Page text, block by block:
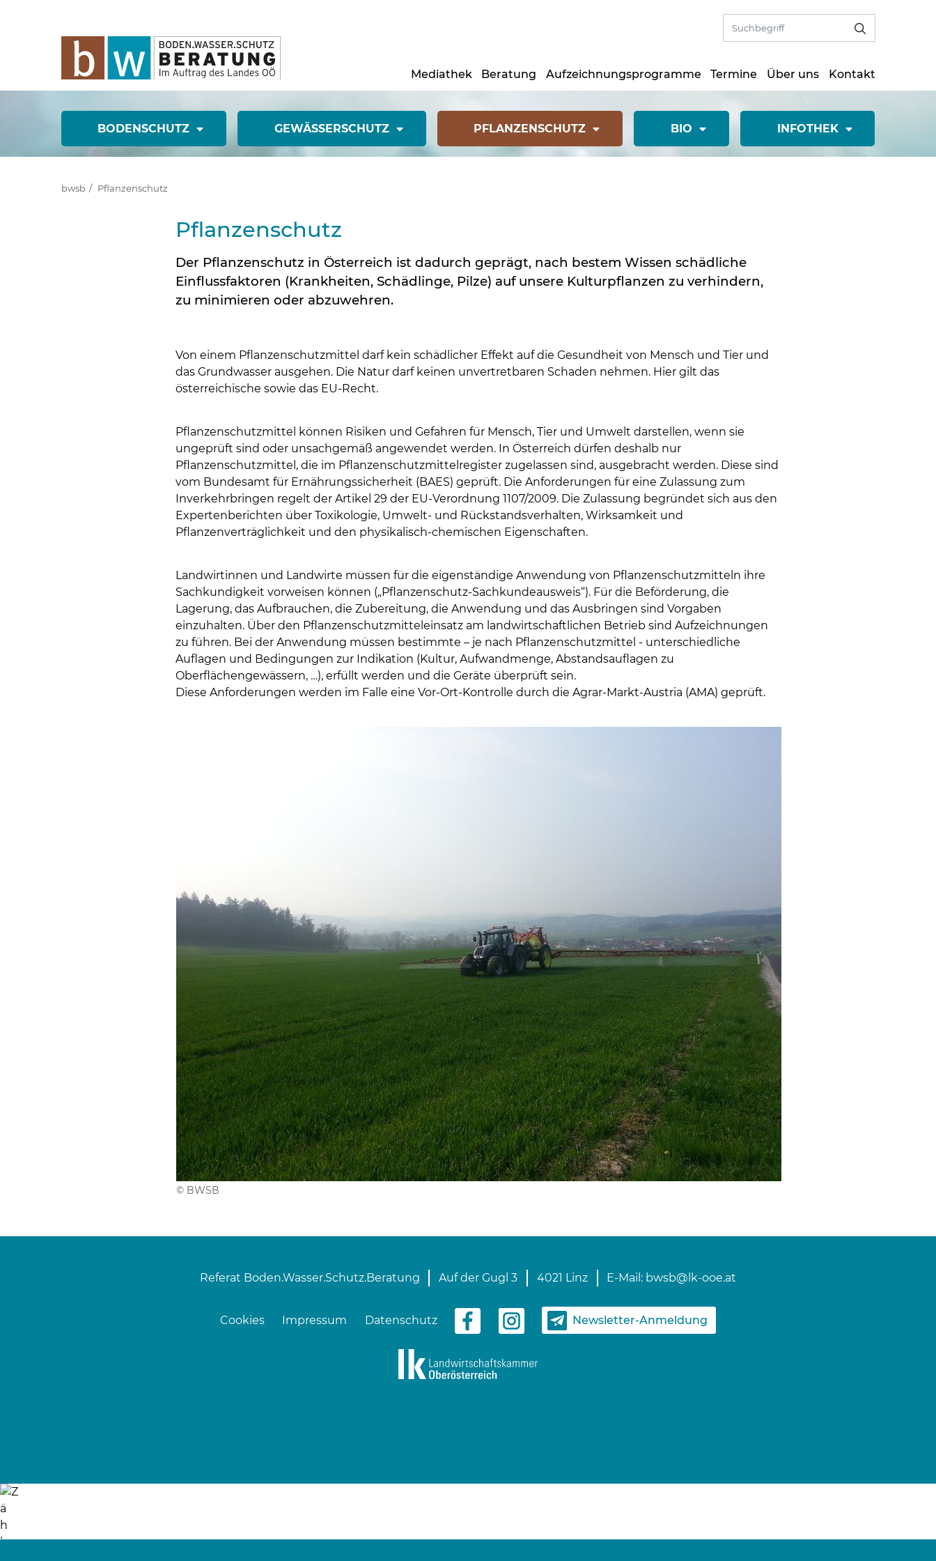
Skip to main content
Mediathek Beratung Aufzeichnungsprogramme Termine Über uns Kontakt
BODENSCHUTZ GEWÄSSERSCHUTZ PFLANZENSCHUTZ
(CURRENT)1 BIO INFOTHEK
bwsb Pflanzenschutz
Pflanzenschutz
Der Pflanzenschutz in Österreich ist dadurch geprägt, nach bestem Wissen schädliche
Einflussfaktoren (Krankheiten, Schädlinge, Pilze) auf unsere Kulturpflanzen zu verhindern,
zu minimieren oder abzuwehren.
Von einem Pflanzenschutzmittel darf kein schädlicher Effekt auf die Gesundheit von Mensch und Tier und
das Grundwasser ausgehen. Die Natur darf keinen unvertretbaren Schaden nehmen. Hier gilt das
österreichische sowie das EU-Recht.
Pflanzenschutzmittel können Risiken und Gefahren für Mensch, Tier und Umwelt darstellen, wenn sie
ungeprüft sind oder unsachgemäß angewendet werden. In Österreich dürfen deshalb nur
Pflanzenschutzmittel, die im Pflanzenschutzmittelregister zugelassen sind, ausgebracht werden. Diese sind
vom Bundesamt für Ernährungssicherheit (BAES) geprüft. Die Anforderungen für eine Zulassung zum
Inverkehrbringen regelt der Artikel 29 der EU-Verordnung 1107/2009. Die Zulassung begründet sich aus den
Expertenberichten über Toxikologie, Umwelt- und Rückstandsverhalten, Wirksamkeit und
Pflanzenverträglichkeit und den physikalisch-chemischen Eigenschaften.
Landwirtinnen und Landwirte müssen für die eigenständige Anwendung von Pflanzenschutzmitteln ihre
Sachkundigkeit vorweisen können („Pflanzenschutz-Sachkundeausweis“). Für die Beförderung, die
Lagerung, das Aufbrauchen, die Zubereitung, die Anwendung und das Ausbringen sind Vorgaben
einzuhalten. Über den Pflanzenschutzmitteleinsatz am landwirtschaftlichen Betrieb sind Aufzeichnungen
zu führen. Bei der Anwendung müssen bestimmte – je nach Pflanzenschutzmittel - unterschiedliche
Auflagen und Bedingungen zur Indikation (Kultur, Aufwandmenge, Abstandsauflagen zu
Oberflächengewässern, …), erfüllt werden und die Geräte überprüft sein.
Diese Anforderungen werden im Falle eine Vor-Ort-Kontrolle durch die Agrar-Markt-Austria (AMA) geprüft.
© BWSB
Referat Boden.Wasser.Schutz.Beratung Auf der Gugl 3 4021 Linz E-Mail: bwsb@lk-ooe.at
Cookies Impressum Datenschutz Newsletter-Anmeldung